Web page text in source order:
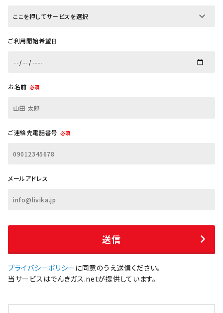
ご利用開始希望日
お名前 必須
ご連絡先電話番号 必須
メールアドレス
プライバシーポリシー に同意のうえ送信ください。
当サービスはでんきガス.netが提供しています。